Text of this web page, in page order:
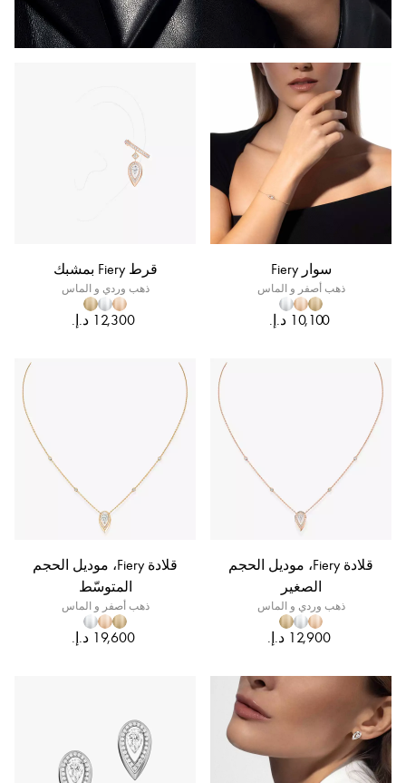
سوار Fiery
ذهب أصفر و الماس
‏10,100 د.إ.‏
قرط Fiery بمشبك
ذهب وردي و الماس
قلادة Fiery، موديل الحجم
الصغير
ذهب وردي و الماس
قلادة Fiery، موديل الحجم
المتوسّط
ذهب أصفر و الماس